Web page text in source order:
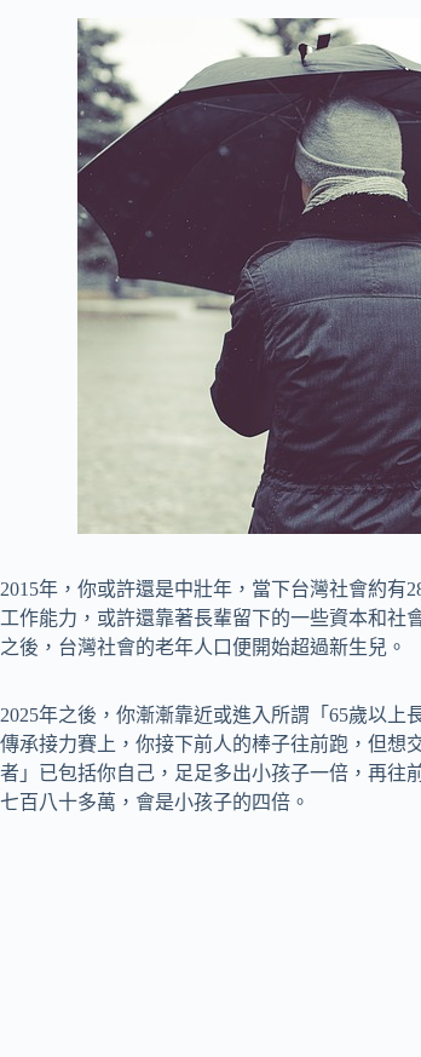
2015年，你或許還是中壯年，當下台灣社會約有
工作能力，或許還靠著長輩留下的一些資本和社
之後，台灣社會的老年人口便開始超過新生兒。
2025年之後，你漸漸靠近或進入所謂「65歲以
傳承接力賽上，你接下前人的棒子往前跑，但想
者」已包括你自己，足足多出小孩子一倍，再往
七百八十多萬，會是小孩子的四倍。